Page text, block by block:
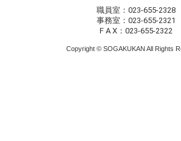
職員室：023-655-2328
事務室：023-655-2321
F A X：023-655-2322
Copyright © SOGAKUKAN All Rights